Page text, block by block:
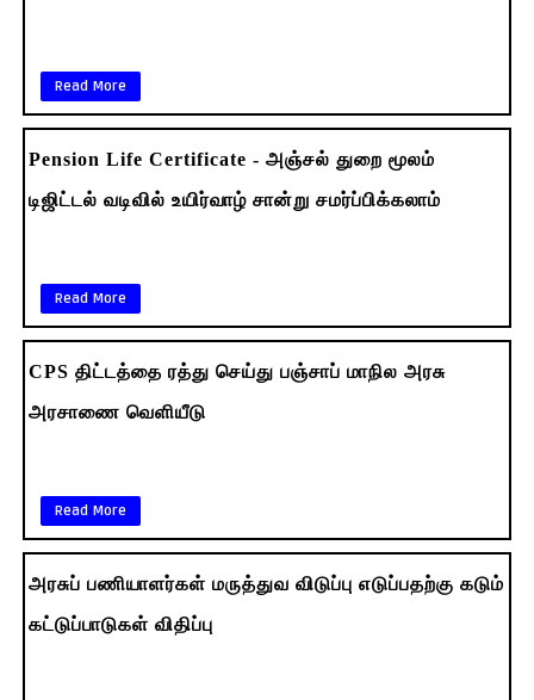
Read More
Pension Life Certificate - அஞ்சல் துறை மூலம்
டிஜிட்டல் வடிவில் உயிர்வாழ் சான்று சமர்ப்பிக்கலாம்
Read More
CPS திட்டத்தை ரத்து செய்து பஞ்சாப் மாநில அரசு
அரசாணை வெளியீடு
Read More
அரசுப் பணியாளர்கள் மருத்துவ விடுப்பு எடுப்பதற்கு கடும்
கட்டுப்பாடுகள் விதிப்பு